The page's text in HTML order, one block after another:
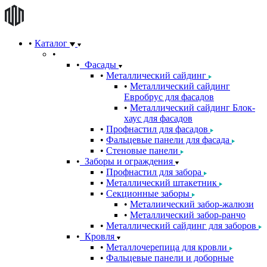
Каталог
Фасады
Металлический сайдинг
Металлический сайдинг
Евробрус для фасадов
Металлический сайдинг Блок-
хаус для фасадов
Профнастил для фасадов
Фальцевые панели для фасада
Стеновые панели
Заборы и ограждения
Профнастил для забора
Металлический штакетник
Секционные заборы
Металиический забор-жалюзи
Металлический забор-ранчо
Металлический сайдинг для заборов
Кровля
Металлочерепица для кровли
Фальцевые панели и доборные